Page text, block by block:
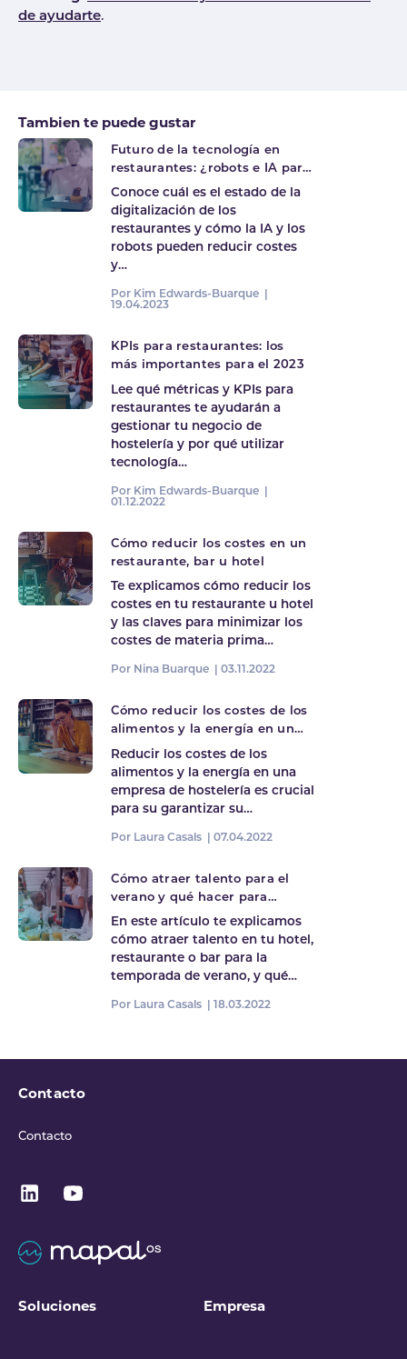
de ayudarte.
Tambien te puede gustar
Futuro de la tecnología en
restaurantes: ¿robots e IA para
reducir costes?
Conoce cuál es el estado de la
digitalización de los
restaurantes y cómo la IA y los
robots pueden reducir costes
y…
Por Kim Edwards-Buarque |
19.04.2023
KPIs para restaurantes: los
más importantes para el 2023
Lee qué métricas y KPIs para
restaurantes te ayudarán a
gestionar tu negocio de
hostelería y por qué utilizar
tecnología…
Por Kim Edwards-Buarque |
01.12.2022
Cómo reducir los costes en un
restaurante, bar u hotel
Te explicamos cómo reducir los
costes en tu restaurante u hotel
y las claves para minimizar los
costes de materia prima…
Por Nina Buarque | 03.11.2022
Cómo reducir los costes de los
alimentos y la energía en un
negocio de hostelería
Reducir los costes de los
alimentos y la energía en una
empresa de hostelería es crucial
para su garantizar su…
Por Laura Casals | 07.04.2022
Cómo atraer talento para el
verano y qué hacer para
fidelizarlo
En este artículo te explicamos
cómo atraer talento en tu hotel,
restaurante o bar para la
temporada de verano, y qué…
Por Laura Casals | 18.03.2022
Contacto
Contacto
Soluciones Empresa